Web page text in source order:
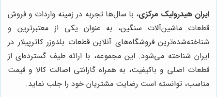
ایران هیدرولیک مرکزی، با سال‌ها تجربه در زمینه واردات و فروش
قطعات ماشین‌آلات سنگین، به عنوان یکی از معتبرترین و
شناخته‌شده‌ترین فروشگاه‌های آنلاین قطعات بلدوزر کاترپیلار در
ایران شناخته می‌شود. این مجموعه، با ارائه طیف گسترده‌ای از
قطعات اصلی و باکیفیت، به همراه گارانتی اصالت کالا و قیمت
مناسب، توانسته است رضایت مشتریان خود را جلب نماید.